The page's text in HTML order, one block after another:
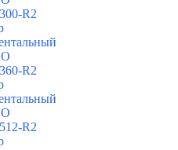
R2
R2
R2